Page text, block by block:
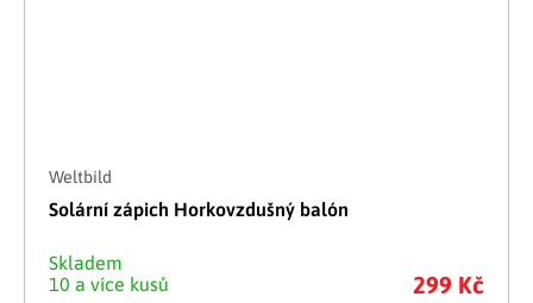
Weltbild
Solární zápich Horkovzdušný balón
Skladem
10 a více kusů
299 Kč